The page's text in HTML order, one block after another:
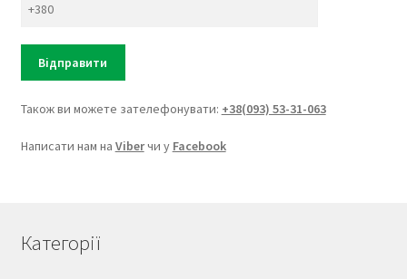
Також ви можете зателефонувати: +38(093) 53-31-063
Написати нам на Viberчи у Facebook
Категорії